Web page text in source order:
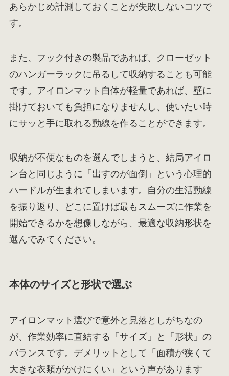
あらかじめ計測しておくことが失敗しないコツで
す。
また、フック付きの製品であれば、クローゼット
のハンガーラックに吊るして収納することも可能
です。アイロンマット自体が軽量であれば、壁に
掛けておいても負担になりませんし、使いたい時
にサッと手に取れる動線を作ることができます。
収納が不便なものを選んでしまうと、結局アイロ
ン台と同じように「出すのが面倒」という心理的
ハードルが生まれてしまいます。自分の生活動線
を振り返り、どこに置けば最もスムーズに作業を
開始できるかを想像しながら、最適な収納形状を
選んでみてください。
本体のサイズと形状で選ぶ
アイロンマット選びで意外と見落としがちなの
が、作業効率に直結する「サイズ」と「形状」の
バランスです。デメリットとして「面積が狭くて
大きな衣類がかけにくい」という声があります